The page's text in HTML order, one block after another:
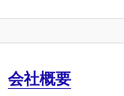
会社概要